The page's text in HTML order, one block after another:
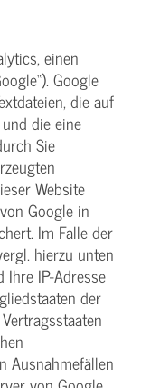
einen
Google
die auf
die eine
Sie
Website
Google in
Im Falle der
hierzu unten
IP-Adresse
der
Ausnahmefällen